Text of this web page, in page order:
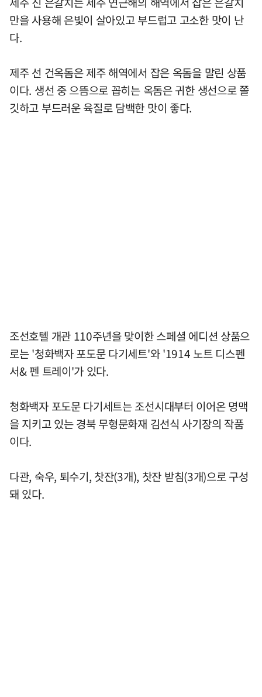
만을 사용해 은빛이 살아있고 부드럽고 고소한 맛이 난
다.
제주 선 건옥돔은 제주 해역에서 잡은 옥돔을 말린 상품
이다. 생선 중 으뜸으로 꼽히는 옥돔은 귀한 생선으로 쫄
깃하고 부드러운 육질로 담백한 맛이 좋다.
조선호텔 개관 110주년을 맞이한 스페셜 에디션 상품으
로는 '청화백자 포도문 다기세트'와 '1914 노트 디스펜
서& 펜 트레이'가 있다.
청화백자 포도문 다기세트는 조선시대부터 이어온 명맥
을 지키고 있는 경북 무형문화재 김선식 사기장의 작품
이다.
다관, 숙우, 퇴수기, 찻잔(3개), 찻잔 받침(3개)으로 구성
돼 있다.